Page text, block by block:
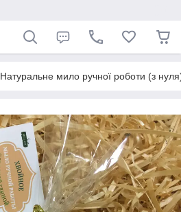
Натуральне мило ручної роботи (з